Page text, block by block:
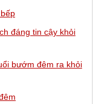
đáng tin cậy khỏi
bướm đêm ra khỏi